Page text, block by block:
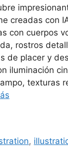
creadas con
con cuerpos
rostros
de placer y
iluminación
texturas
,